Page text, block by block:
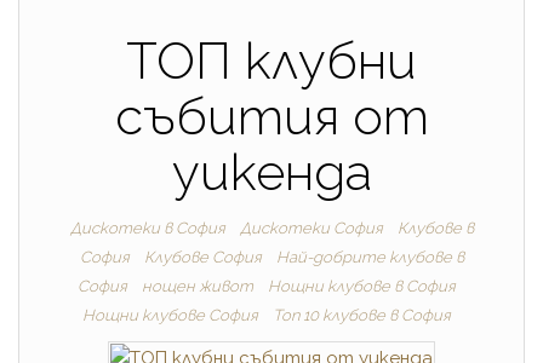
ТОП клубни
събития от
уикенда
Дискотеки в София Дискотеки София
Клубове в
София
Клубове София
Най-добрите клубове в
София
нощен живот
Нощни клубове в София
Нощни клубове София
Топ 10 клубове в София